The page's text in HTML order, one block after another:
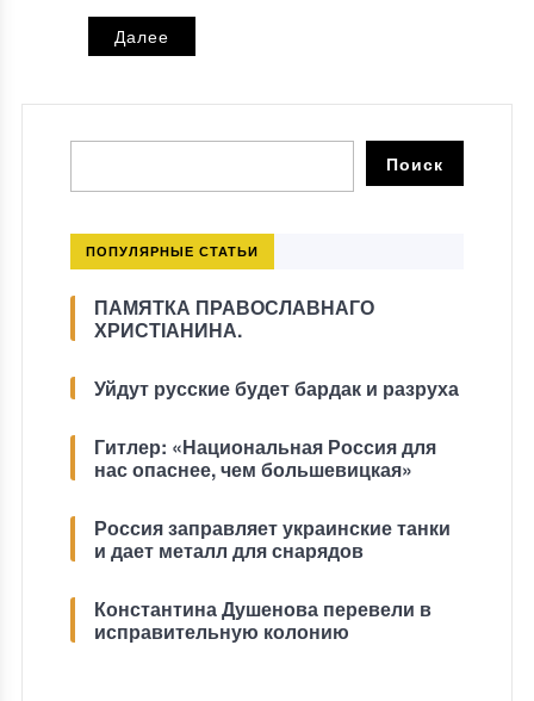
Далее
ПОПУЛЯРНЫЕ СТАТЬИ
ПАМЯТКА ПРАВОСЛАВНАГО
ХРИСТІАНИНА.
Уйдут русские будет бардак и разруха
Гитлер: «Национальная Россия для
нас опаснее, чем большевицкая»
Россия заправляет украинские танки
и дает металл для снарядов
Константина Душенова перевели в
исправительную колонию